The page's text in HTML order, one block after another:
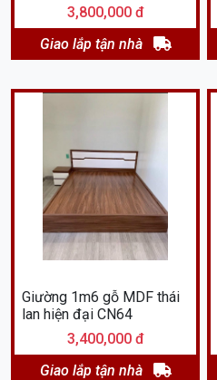
3,800,000 đ
Giao lắp tận nhà
Giường 1m6 gỗ MDF thái
lan hiện đại CN64
3,400,000 đ
Giao lắp tận nhà